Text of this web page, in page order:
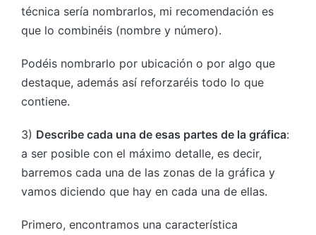
técnica sería nombrarlos, mi recomendación es
que lo combinéis (nombre y número).
Podéis nombrarlo por ubicación o por algo que
destaque, además así reforzaréis todo lo que
contiene.
3) Describe cada una de esas partes de la gráfica:
a ser posible con el máximo detalle, es decir,
barremos cada una de las zonas de la gráfica y
vamos diciendo que hay en cada una de ellas.
Primero, encontramos una característica